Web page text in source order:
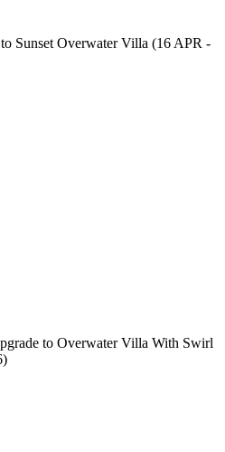
Sunset Overwater Villa (16 APR -
to Overwater Villa With Swirl